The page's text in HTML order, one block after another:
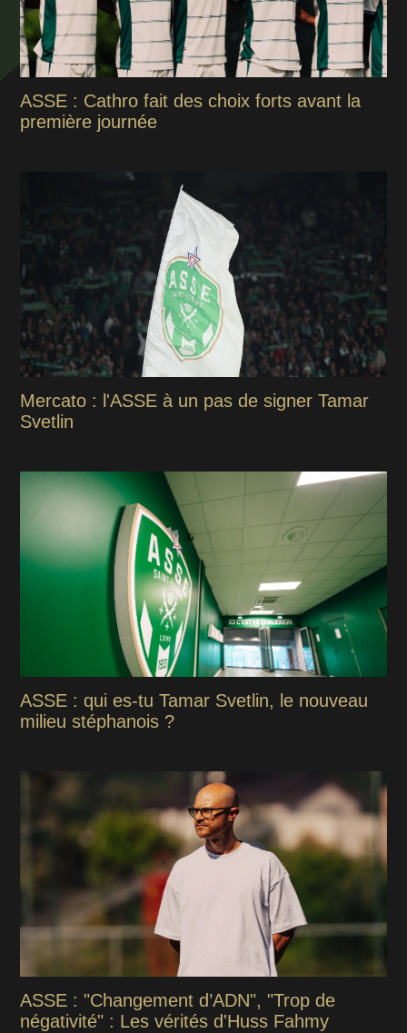
ASSE : Cathro fait des choix forts avant la
première journée
Mercato : l'ASSE à un pas de signer Tamar
Svetlin
ASSE : qui es-tu Tamar Svetlin, le nouveau
milieu stéphanois ?
ASSE : "Changement d’ADN", "Trop de
négativité" : Les vérités d'Huss Fahmy